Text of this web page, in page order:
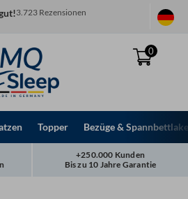
3.723 Rezensionen
0
Topper Bezüge &
+250.000 Kunden
Bis zu 10 Jahre Garantie